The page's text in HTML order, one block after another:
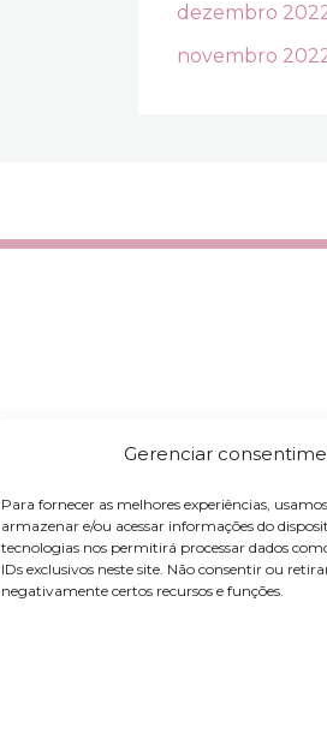
Gerenciar
Para fornecer as melhores experiências,
armazenar e/ou acessar informações do
tecnologias nos permitirá processar dados
IDs exclusivos neste site. Não consentir ou
negativamente certos recursos e funções.
dezembro
novembro